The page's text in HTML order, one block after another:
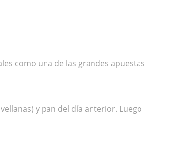
como una de las grandes apuestas
y pan del día anterior. Luego